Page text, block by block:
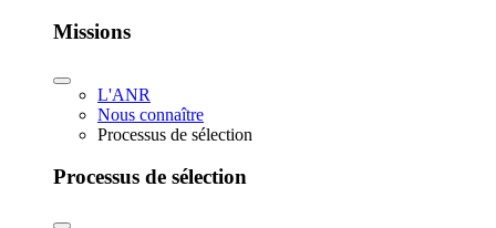
Missions
L'ANR
Nous connaître
Processus de sélection
Processus de sélection